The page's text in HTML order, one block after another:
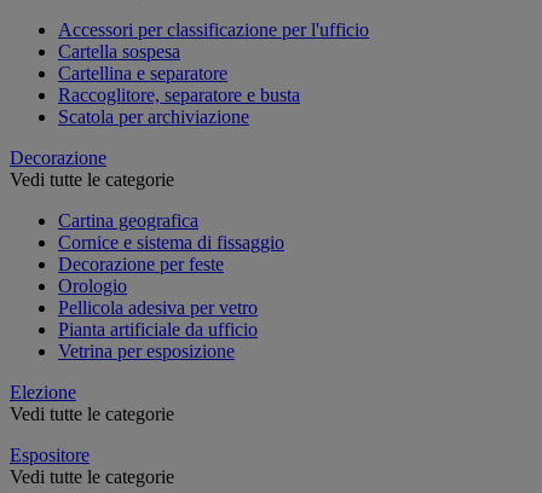
Accessori per classificazione per l'ufficio
Cartella sospesa
Cartellina e separatore
Raccoglitore, separatore e busta
Scatola per archiviazione
Decorazione
Vedi tutte le categorie
Cartina geografica
Cornice e sistema di fissaggio
Decorazione per feste
Orologio
Pellicola adesiva per vetro
Pianta artificiale da ufficio
Vetrina per esposizione
Elezione
Vedi tutte le categorie
Espositore
Vedi tutte le categorie